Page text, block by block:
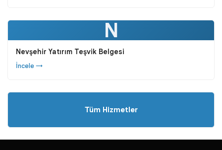
N
Nevşehir Yatırım Teşvik Belgesi
İncele →
Tüm Hizmetler
Yatırım Teşvik Belgeleri
İhracat Destekleri